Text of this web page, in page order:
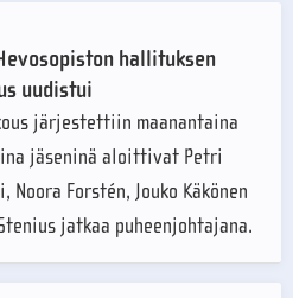
hallituksen
uudistui
järjestettiin maanantaina
jäseninä aloittivat Petri
Noora Forstén, Jouko Käkönen
jatkaa puheenjohtajana.